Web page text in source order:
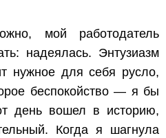
мой работодатель
надеялась. Энтузиазм
нужное для себя русло,
беспокойство — я бы
день вошел в историю,
Когда я шагнула